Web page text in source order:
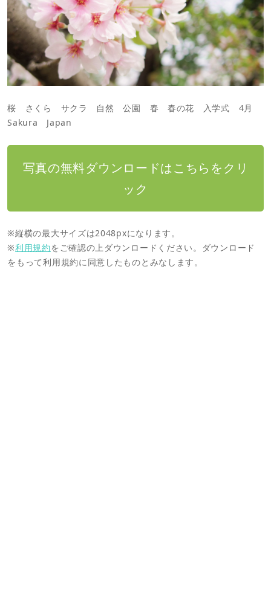
桜 さくら サクラ 自然 公園 春 春の花 入学式 4月
Sakura Japan
写真の無料ダウンロードはこちらをクリ
ック
※縦横の最大サイズは2048pxになります。
※利用規約をご確認の上ダウンロードください。ダウンロード
をもって利用規約に同意したものとみなします。